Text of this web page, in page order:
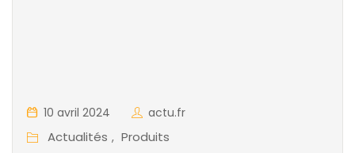
10 avril 2024 actu.fr
Actualités , Produits